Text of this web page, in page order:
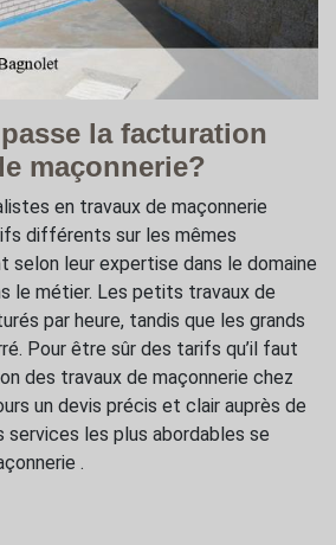
la facturation
maçonnerie?
en travaux de maçonnerie
différents sur les mêmes
selon leur expertise dans le domaine
le métier. Les petits travaux de
par heure, tandis que les grands
Pour être sûr des tarifs qu’il faut
des travaux de maçonnerie chez
un devis précis et clair auprès de
les plus abordables se
.